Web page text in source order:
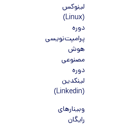
لینوکس
(Linux)
دوره
پرامپت‌نویسی
هوش
مصنوعی
دوره
لینکدین
(Linkedin)
وبینارهای
رایگان